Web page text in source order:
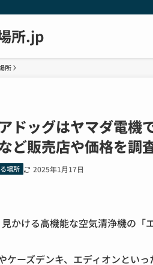
所.jp
所
ドッグはヤマダ電機
ど販売店や価格を調
場所 2025年1月17日
かける高機能な空気清浄機の「
ケーズデンキ、エディオンとい